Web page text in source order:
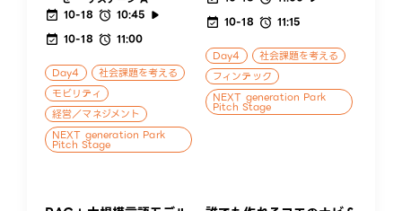
10-18
10:45
10-18
11:00
Day4
社会課題を考える
モビリティ
経営／マネジメント
NEXT generation Park
Pitch Stage
10-18
11:15
Day4
社会課題を考える
フィンテック
NEXT generation Park
Pitch Stage